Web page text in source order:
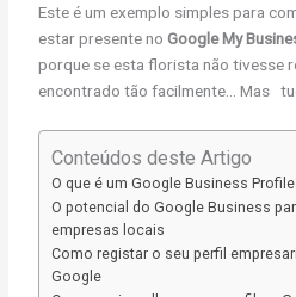
Este é um exemplo simples para
estar presente noGoogle My
porque se esta florista não tivesse
encontrado tão facilmente… Mas
Conteúdos deste Artigo
O que é um Google Business
O potencial do Google Business
empresas locais
Como registar o seu perfil
Google